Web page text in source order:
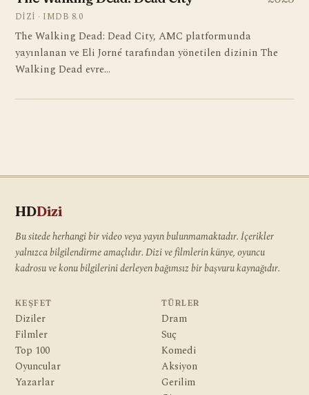
DIZI · IMDB 8.0
The Walking Dead: Dead City, AMC platformunda
yayınlanan ve Eli Jorné tarafından yönetilen dizinin The
Walking Dead evre…
HDDizi
Bu sitede herhangi bir video veya yayın bulunmamaktadır. İçerikler
yalnızca bilgilendirme amaçlıdır. Dizi ve filmlerin künye, oyuncu
kadrosu ve konu bilgilerini derleyen bağımsız bir başvuru kaynağıdır.
KEŞFET
Diziler
Filmler
Top 100
Oyuncular
Yazarlar
TÜRLER
Dram
Suç
Komedi
Aksiyon
Gerilim